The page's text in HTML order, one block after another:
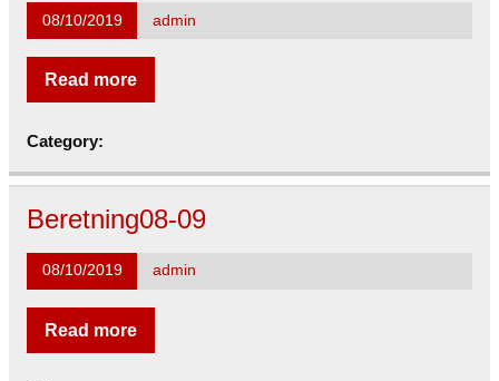
08/10/2019 admin
Read more
Category:
Beretning08-09
08/10/2019 admin
Read more